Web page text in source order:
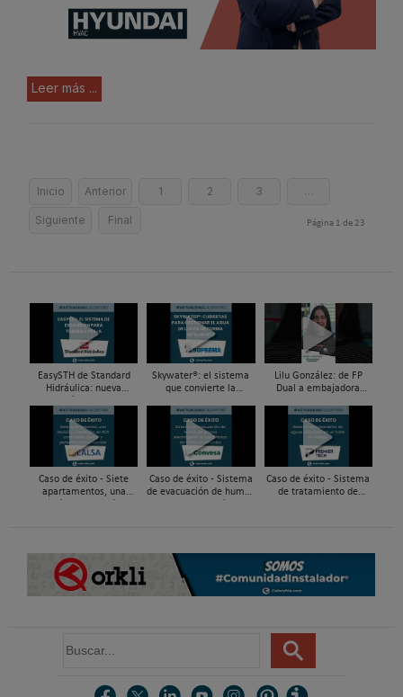
Leer más ...
Inicio Anterior 1 2 3 …
Siguiente Final Página 1 de 23
EasySTH de Standard
Hidráulica: nueva
de expansión para
tuberías PEX
Skywater®: el sistema
que convierte la
infraestructura activa de
gestión del agua...
Lilu González: de FP
Dual a embajadora
| Mecatrónica Industrial
Caso de éxito - Siete
apartamentos, una
Caso de éxito - Sistema
de evacuación de humos
Caso de éxito - Sistema
de tratamiento de
u